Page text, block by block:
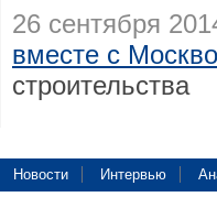
26 сентября
вместе с
строительства
Новости Интервью